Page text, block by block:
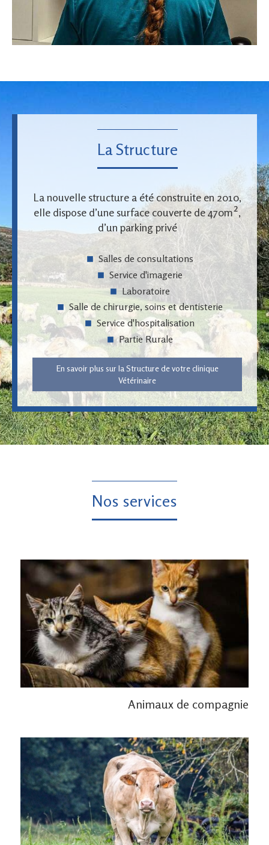
La Structure
La nouvelle structure a été construite en 2010,
elle dispose d’une surface couverte de 470m²,
d’un parking privé
Salles de consultations
Service d'imagerie
Laboratoire
Salle de chirurgie, soins et dentisterie
Service d'hospitalisation
Partie Rurale
En savoir plus sur la Structure de votre clinique
Vétérinaire
Nos services
Animaux de compagnie